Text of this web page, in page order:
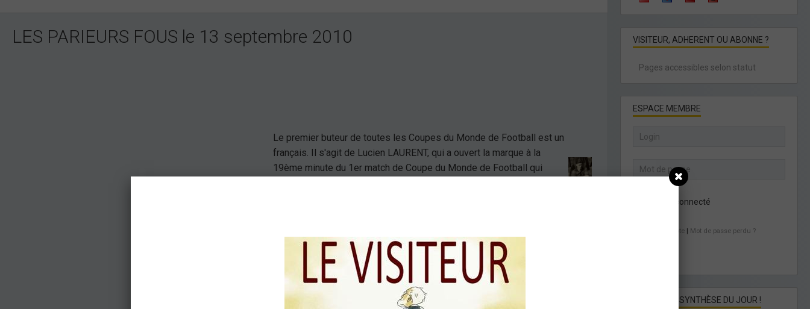
LES PARIEURS FOUS le 13 septembre 2010
Le premier buteur de toutes les Coupes du Monde de Football est un
français. Il s'agit de Lucien LAURENT, qui a ouvert la marque à la
19ème minute du 1er match de Coupe du Monde de Football qui
Le podium des 3 meilleurs buteurs des 18 Coupes du Monde est le suivant :
VISITEUR, ADHERENT OU ABONNE ?
Pages accessibles selon statut
ESPACE MEMBRE
Rester connecté
Créer un compte | Mot de passe perdu ?
QUINTÉ : LA SYNTHÈSE DU JOUR !